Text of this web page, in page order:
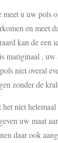
meet u uw pols
en meet
kan de een
mariginaal , uw
niet overal
zonder de
het niet
uw maat
daar ook